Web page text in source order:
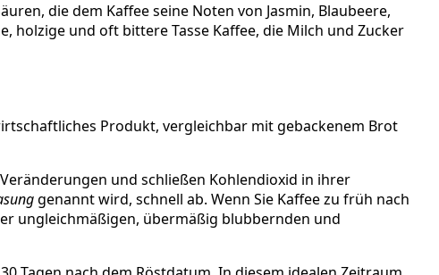
die dem Kaffee seine Noten von Jasmin, Blaubeere,
holzige und oft bittere Tasse Kaffee, die Milch und Zucker
Produkt, vergleichbar mit gebackenem Brot
und schließen Kohlendioxid in ihrer
genannt wird, schnell ab. Wenn Sie Kaffee zu früh nach
ungleichmäßigen, übermäßig blubbernden und